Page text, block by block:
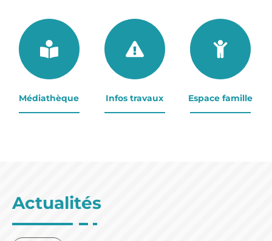
Médiathèque Infos travaux Espace famille
Actualités